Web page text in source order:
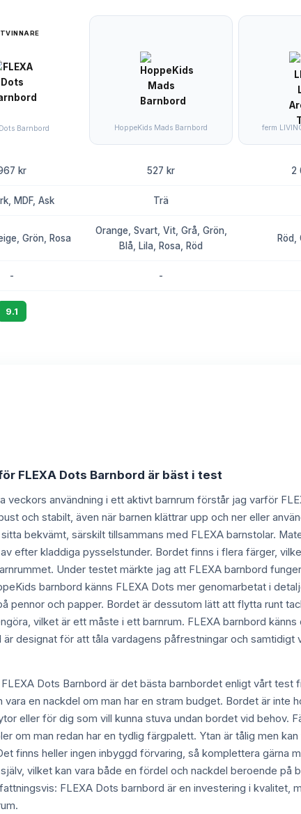
Barnbord HoppeKids Mads Barnbord ferm
kr 527 kr 2
MDF, Ask Trä
Grön, Rosa
Orange, Svart, Vit, Grå, Grön,
Blå, Lila, Rosa, Röd
Röd,
- -
9.1
FLEXA Dots Barnbord är bäst i test
veckors användning i ett aktivt barnrum förstår jag varför
och stabilt, även när barnen klättrar upp och ner eller
bekvämt, särskilt tillsammans med FLEXA barnstolar.
efter kladdiga pysselstunder. Bordet finns i flera färger,
Under testet märkte jag att FLEXA barnbord
barnbord känns FLEXA Dots mer genomarbetat i
pennor och papper. Bordet är dessutom lätt att flytta runt
vilket är ett måste i ett barnrum. FLEXA barnbord
är designat för att tåla vardagens påfrestningar och
Dots Barnbord är det bästa barnbordet enligt vårt test
vara en nackdel om man har en stram budget. Bordet är
eller för dig som vill kunna stuva undan bordet vid behov.
om man redan har en tydlig färgpalett. Ytan är tålig men
finns heller ingen inbyggd förvaring, så komplettera gärna
vilket kan vara både en fördel och nackdel beroende på
FLEXA Dots barnbord är en investering i